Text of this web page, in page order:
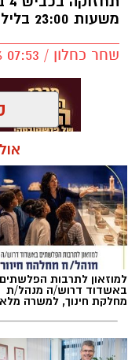
משעות 23:00 בלילה עד לבוקר
שחר כחלון / 07:53 07.08.26
תגים:מחלף אשדוד,
למוזאון לתרבות הפלשתים
באשדוד דרוש/ה מנהל/ת
מחלקת חינוך, למשרה